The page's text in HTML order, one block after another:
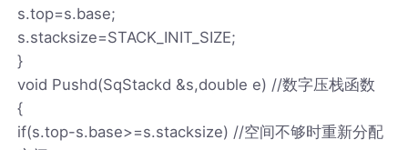
s.top=s.base;
s.stacksize=STACK_INIT_SIZE;
}
void Pushd(SqStackd &s,double e) //数字压栈函数
{
if(s.top-s.base>=s.stacksize) //空间不够时重新分配